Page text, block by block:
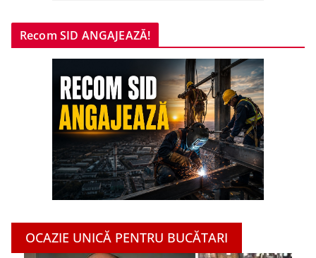
Recom SID ANGAJEAZĂ!
OCAZIE UNICĂ PENTRU BUCĂTARI